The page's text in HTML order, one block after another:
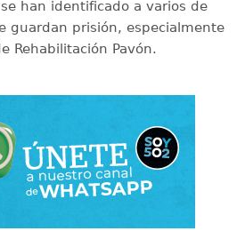
han identificado a varios de
guardan prisión, especialmente
Rehabilitación Pavón.